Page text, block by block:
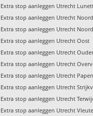
Extra stop aanleggen Utrecht
Extra stop aanleggen Utrecht
Extra stop aanleggen Utrecht
Extra stop aanleggen Utrecht Oost
Extra stop aanleggen Utrecht
Extra stop aanleggen Utrecht
Extra stop aanleggen Utrecht
Extra stop aanleggen Utrecht
Extra stop aanleggen Utrecht
Extra stop aanleggen Utrecht